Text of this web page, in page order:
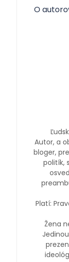
O
Autor, a
bloger,
politík,
Platí:
Žena